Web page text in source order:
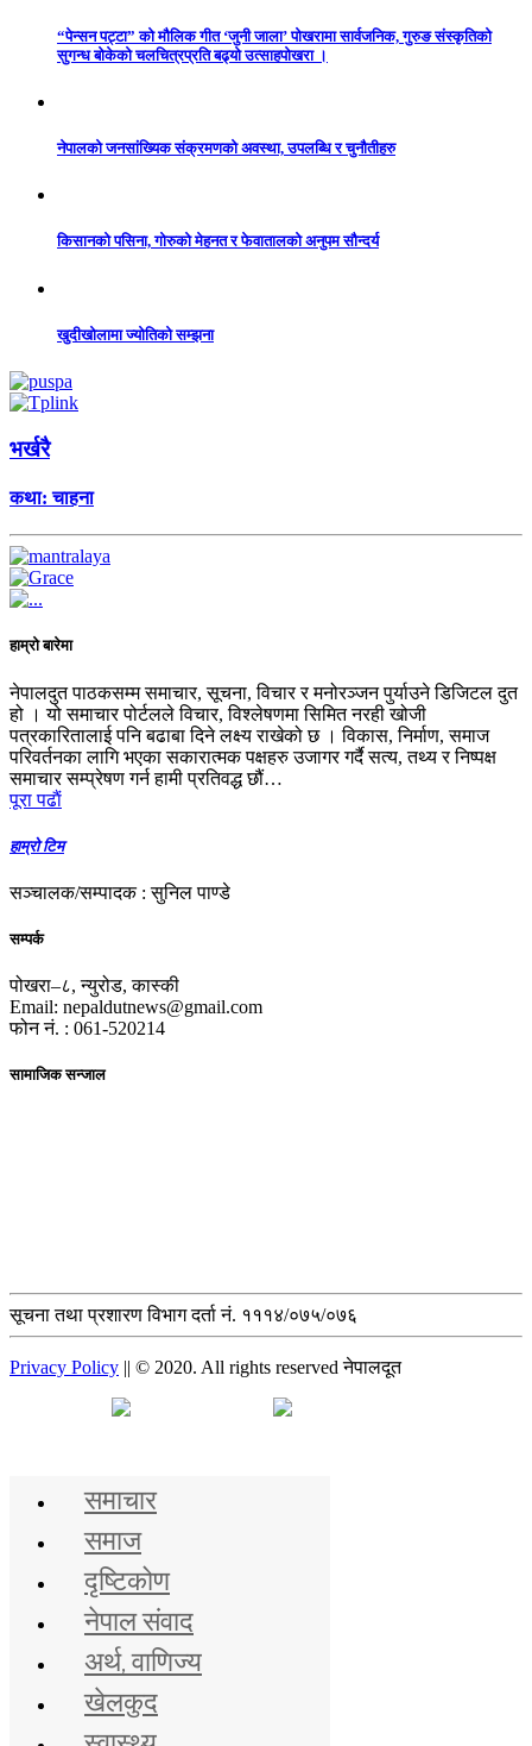
“पेन्सन पट्टा” को मौलिक गीत ‘जुनी जाला’ पोखरामा सार्वजनिक, गुरुङ संस्कृतिको
सुगन्ध बोकेको चलचित्रप्रति बढ्यो उत्साहपोखरा ।
नेपालको जनसांख्यिक संक्रमणको अवस्था, उपलब्धि र चुनौतीहरु
किसानको पसिना, गोरुको मेहनत र फेवातालको अनुपम सौन्दर्य
खुदीखोलामा ज्योतिको सम्झना
भर्खरै
कथा: चाहना
हाम्रो बारेमा
नेपालदुत पाठकसम्म समाचार, सूचना, विचार र मनोरञ्जन पुर्याउने डिजिटल दुत
हो । यो समाचार पोर्टलले विचार, विश्लेषणमा सिमित नरही खोजी
पत्रकारितालाई पनि बढाबा दिने लक्ष्य राखेको छ । विकास, निर्माण, समाज
परिवर्तनका लागि भएका सकारात्मक पक्षहरु उजागर गर्दै सत्य, तथ्य र निष्पक्ष
समाचार सम्प्रेषण गर्न हामी प्रतिवद्ध छौं…
पूरा पढाैं
हाम्रो टिम
सञ्चालक/सम्पादक : सुनिल पाण्डे
सम्पर्क
पोखरा–८, न्युरोड, कास्की
Email: nepaldutnews@gmail.com
फोन नं. : 061-520214
सामाजिक सन्जाल
सूचना तथा प्रशारण विभाग दर्ता नं. १११४/०७५/०७६
Privacy Policy || © 2020. All rights reserved नेपालदूत
समाचार
समाज
दृष्टिकोण
नेपाल संवाद
अर्थ, वाणिज्य
खेलकुद